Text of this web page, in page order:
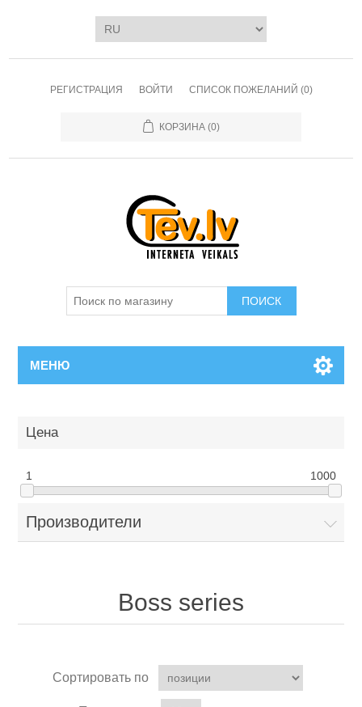
РЕГИСТРАЦИЯ ВОЙТИ СПИСОК ПОЖЕЛАНИЙ (0)
КОРЗИНА (0)
ПОИСК
МЕНЮ
Цена
1 1000
Производители
Boss series
Сортировать по